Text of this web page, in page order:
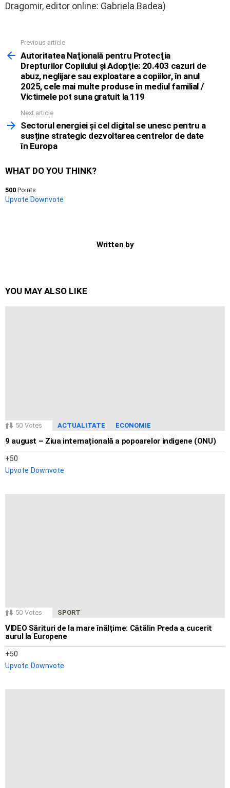
Dragomir, editor online: Gabriela Badea)
more
Previous article
Autoritatea Naţională pentru Protecţia
Drepturilor Copilului şi Adopţie: 20.403 cazuri de
abuz, neglijare sau exploatare a copiilor, în anul
2025, cele mai multe produse în mediul familial /
Victimele pot suna gratuit la 119
Next article
Sectorul energiei și cel digital se unesc pentru a
susține strategic dezvoltarea centrelor de date
în Europa
WHAT DO YOU THINK?
500 Points
Upvote Downvote
Written by
YOU MAY ALSO LIKE
50 Votes ACTUALITATE ECONOMIE
9 august – Ziua internațională a popoarelor indigene (ONU)
50
Upvote Downvote
50 Votes SPORT
VIDEO Sărituri de la mare înălțime: Cătălin Preda a cucerit
aurul la Europene
50
Upvote Downvote